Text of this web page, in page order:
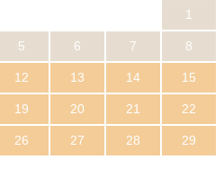
1
5 6 7 8
12 13 14 15
19 20 21 22
26 27 28 29